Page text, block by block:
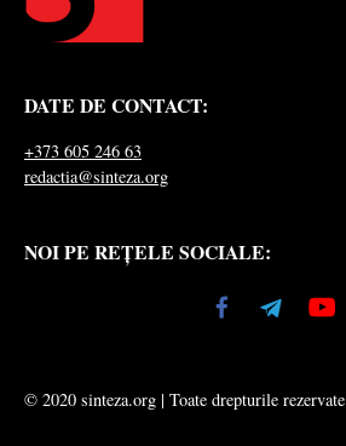
DATE DE CONTACT:
+373 605 246 63
redactia@sinteza.org
NOI PE REȚELE SOCIALE:
© 2020 sinteza.org | Toate drepturile rezervate